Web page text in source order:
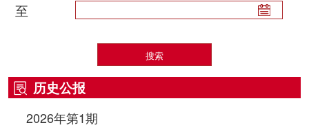
至
历史公报
2026年第1期